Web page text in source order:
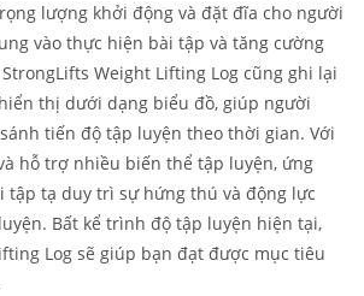
lượng khởi động và đặt đĩa cho người
vào thực hiện bài tập và tăng cường
Weight Lifting Log cũng ghi lại
thị dưới dạng biểu đồ, giúp người
tiến độ tập luyện theo thời gian. Với
hỗ trợ nhiều biến thể tập luyện, ứng
tập tạ duy trì sự hứng thú và động lực
Bất kể trình độ tập luyện hiện tại,
Log sẽ giúp bạn đạt được mục tiêu